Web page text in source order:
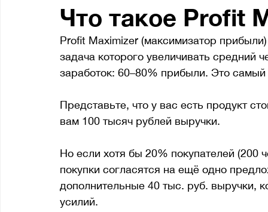
Что такое Profit
Profit Maximizer (максимизатор
задача которого увеличивать средний
заработок: 60–80% прибыли. Это
Представьте, что у вас есть продукт
вам 100 тысяч рублей выручки.
Но если хотя бы 20% покупателей (200
покупки согласятся на ещё одно
дополнительные 40 тыс. руб. выручки,
усилий.